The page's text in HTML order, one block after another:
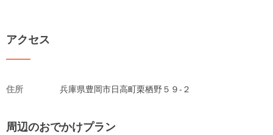
アクセス
住所 兵庫県豊岡市日高町栗栖野５９-２
周辺のおでかけプラン